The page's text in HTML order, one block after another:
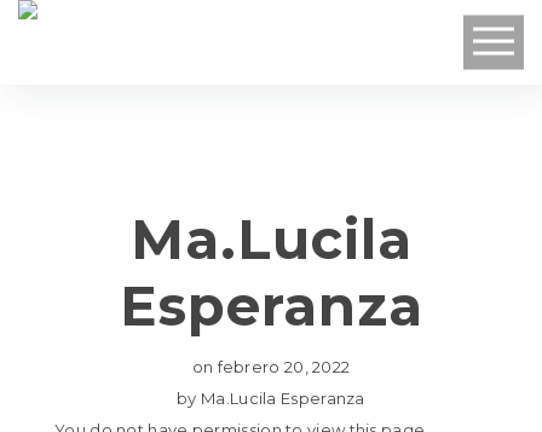
Ma.Lucila
Esperanza
onfebrero 20, 2022
by Ma.Lucila Esperanza